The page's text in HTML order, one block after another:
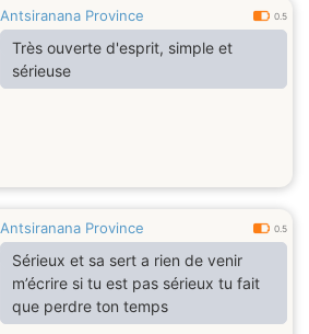
Antsiranana Province 0.5
Très ouverte d'esprit, simple et
sérieuse
Antsiranana Province 0.5
Sérieux et sa sert a rien de venir
m’écrire si tu est pas sérieux tu fait
que perdre ton temps